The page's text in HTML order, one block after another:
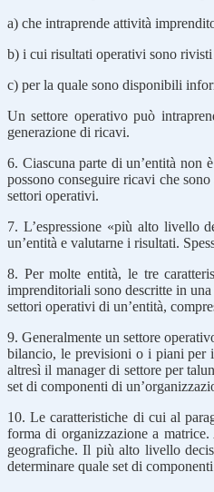
a) che intraprende attività
b) i cui risultati operativi sono
c) per la quale sono disponibili
Un settore operativo può
generazione di ricavi.
6. Ciascuna parte di un’entità non
possono conseguire ricavi che
settori operativi.
7. L’espressione «più alto livello
un’entità e valutarne i risultati.
8. Per molte entità, le tre
imprenditoriali sono descritte in
settori operativi di un’entità,
9. Generalmente un settore
bilancio, le previsioni o i piani per
altresì il manager di settore per
set di componenti di
10. Le caratteristiche di cui al
forma di organizzazione a
geografiche. Il più alto livello
determinare quale set di